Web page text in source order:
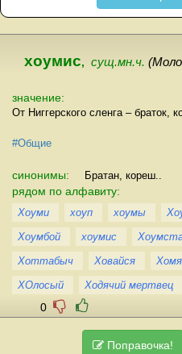
хоумис, сущ.мн.ч.
значение:
От Ниггерского сленга – браток,
#Общие
синонимы: Братан, кореш..
рядом по алфавиту:
Хоуми хоуп хоумы
Хоумбой
хоумис
Хоттабыч
Ховайся
ХОлосый
Ходячий мертвец
0
Поправочка!